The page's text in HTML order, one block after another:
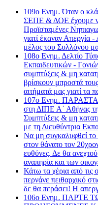
109ο Ενημ. Όταν ο
ΣΕΠΕ & ΔΟΕ έχουμε
Προϊσταμένες
γιατί έκαναν Απεργία
μέλος του Συλλόγου
108ο Ενημ. Δελτίο
Εκπαιδευτικών -
συμπτύξεις & μη
βρίσκουν μπροστά
αιτήματά μας γιατί τα
107o Ενημ.
στη ΔΙΠΕ Α΄ Αθήνας
Συμπτύξεις & μη
με τη Διευθύντρια
Να μη συγκαλυφθεί το
στον θάνατο τον
ευθύνες. Δε θα
αναπηρία και των
Κάτω τα χέρια από τις
περνάνε πειθαρχικό
δε θα περάσει! Η
106ο Ενημ. ΠΑΡΤΕ